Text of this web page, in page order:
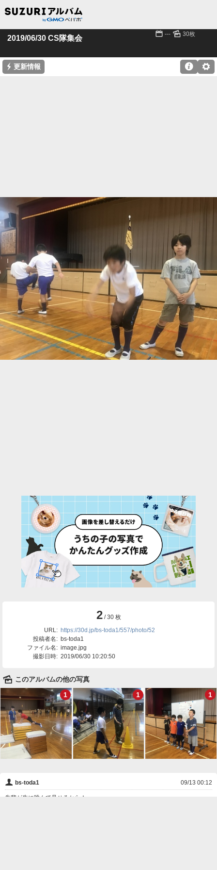
2019/06/30 CS隊集会 📅 --- 🌄 30枚
⚡ 更新情報 ⚙

2 / 30 枚
URL: https://30d.jp/bs-toda1/557/photo/52
投稿者名: bs-toda1
ファイル名: image.jpg
撮影日時: 2019/06/30 10:20:50
🌄 このアルバムの他の写真
1
1 1
👤 bs-toda1 09/13 00:12
先輩が先に跳んで見せるから！